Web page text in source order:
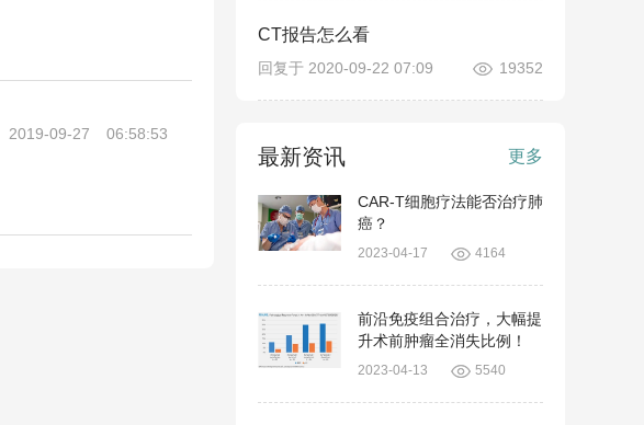
2019-09-27 06:58:53
CT报告怎么看
回复于 2020-09-22 07:09 19352
最新资讯 更多
CAR-T细胞疗法能否治疗肺
癌？
2023-04-17 4164
前沿免疫组合治疗，大幅提
升术前肿瘤全消失比例！
2023-04-13 5540